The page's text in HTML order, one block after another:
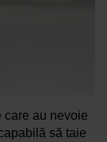
care au nevoie
să taie